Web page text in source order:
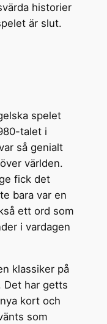
historier
är slut.
spelet
talet i
så genialt
världen.
fick det
bara var en
ett ord som
i vardagen
klassiker på
Det har getts
kort och
som